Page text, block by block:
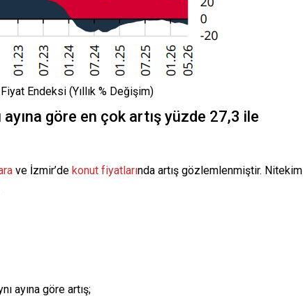
Endeksi (Yıllık % Değişim)
göre en çok artış yüzde 27,3 ile
ve İzmir’de konut fiyatlarında artış gözlemlenmiştir. Nitekim
ayına göre artış;